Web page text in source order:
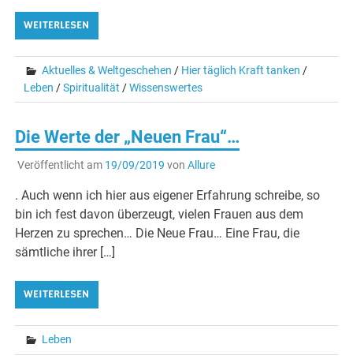
WEITERLESEN
Aktuelles & Weltgeschehen / Hier täglich Kraft tanken /
Leben /Spiritualität /Wissenswertes
Die Werte der „Neuen Frau“…
Veröffentlicht am 19/09/2019 von Allure
. Auch wenn ich hier aus eigener Erfahrung schreibe, so
bin ich fest davon überzeugt, vielen Frauen aus dem
Herzen zu sprechen… Die Neue Frau… Eine Frau, die
sämtliche ihrer […]
WEITERLESEN
Leben